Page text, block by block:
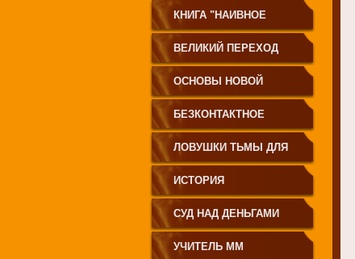
СВЕТА
КНИГА "НАИВНОЕ
СВЕТОПРЕСТАВЛЕНИЕ"
ВЕЛИКИЙ ПЕРЕХОД
ОСНОВЫ НОВОЙ
ЦИВИЛИЗАЦИИ
БЕЗКОНТАКТНОЕ
ЗЕМЛЕДЕЛИЕ
ЛОВУШКИ ТЬМЫ ДЛЯ
МОЛОДЁЖИ
ИСТОРИЯ
ПРОИСХОЖДЕНИЯ
РУССКОГО НАРОДА
СУД НАД ДЕНЬГАМИ
УЧИТЕЛЬ ММ